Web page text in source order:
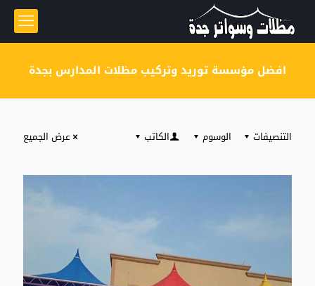
افضل مؤسسة توريد وتركيب مظلات المدارس بجدة
التنصيفات الوسوم الكاتب عرض الجميع